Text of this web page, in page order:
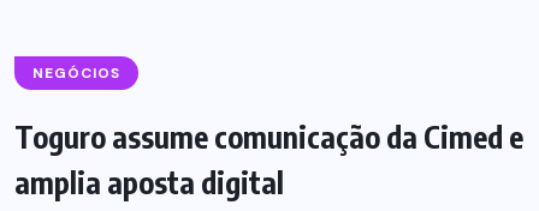
NEGÓCIOS
Toguro assume comunicação da Cimed e
amplia aposta digital